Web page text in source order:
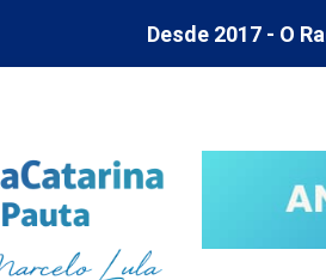
Desde 2017 - O